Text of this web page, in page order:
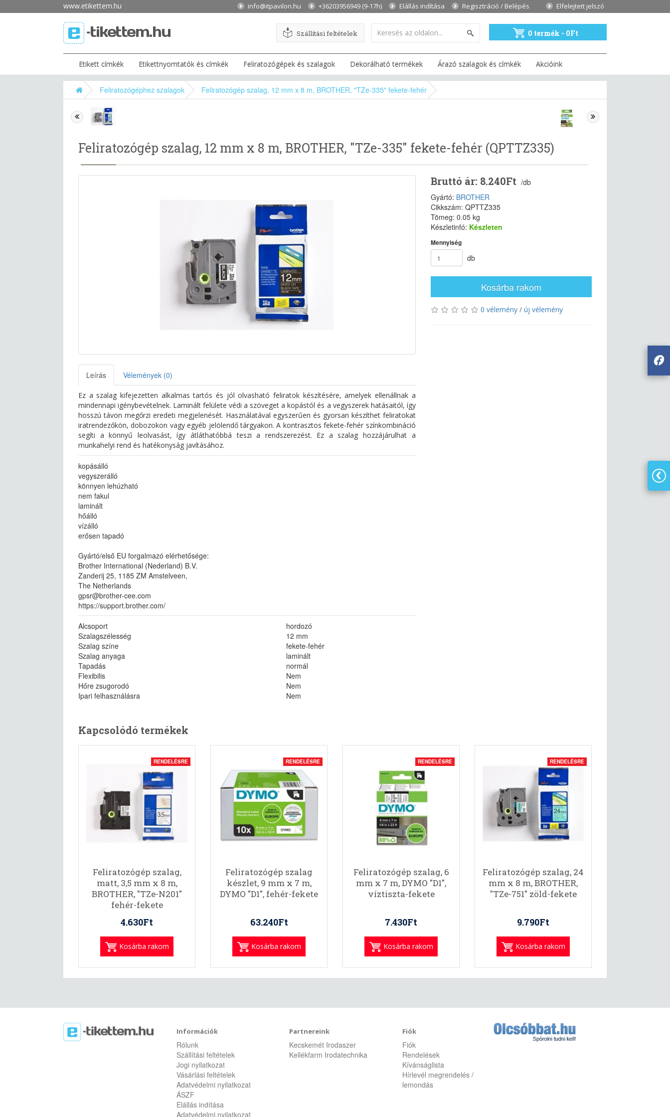
www.etikettem.hu info@itpavilon.hu +36203956949 (9-17h) Elállás indítása Regisztráció / Belépés Elfelejtett jelszó
Szállítási feltételek 0 termék - 0Ft
Etikett címkék Etikettnyomtatók és címkék Feliratozógépek és szalagok Dekorálható termékek Árazó szalagok és címkék Akcióink
Feliratozógéphez szalagok Feliratozógép szalag, 12 mm x 8 m, BROTHER, "TZe-335" fekete-fehér
Feliratozógép szalag, 12 mm x 8 m, BROTHER, "TZe-335" fekete-fehér (QPTTZ335)
Leírás Vélemények (0)
Ez a szalag kifejezetten alkalmas tartós és jól olvasható feliratok készítésére, amelyek ellenállnak a
mindennapi igénybevételnek. Laminált felülete védi a szöveget a kopástól és a vegyszerek hatásaitól, így
hosszú távon megőrzi eredeti megjelenését. Használatával egyszerűen és gyorsan készíthet feliratokat
iratrendezőkön, dobozokon vagy egyéb jelölendő tárgyakon. A kontrasztos fekete-fehér színkombináció
segíti a könnyű leolvasást, így átláthatóbbá teszi a rendszerezést. Ez a szalag hozzájárulhat a
munkahelyi rend és hatékonyság javításához.
kopásálló
vegyszerálló
könnyen lehúzható
nem fakul
laminált
hőálló
vízálló
erősen tapadó
Gyártó/első EU forgalmazó elérhetősége:
Brother International (Nederland) B.V.
Zanderij 25, 1185 ZM Amstelveen,
The Netherlands
gpsr@brother-cee.com
https://support.brother.com/
Alcsoport
hordozó
Szalagszélesség
12 mm
Szalag színe
fekete-fehér
Szalag anyaga
laminált
Tapadás
normál
Flexibilis
Nem
Hőre zsugorodó
Nem
Ipari felhasználásra
Nem
Bruttó ár: 8.240Ft /db
Gyártó: BROTHER
Cikkszám: QPTTZ335
Tömeg: 0.05 kg
Készletinfó: Készleten
Mennyiség
db
Kosárba rakom
0 vélemény/ új vélemény
Kapcsolódó termékek
RENDELÉSRE
Feliratozógép szalag,
matt, 3,5 mm x 8 m,
BROTHER, "TZe-N201"
fehér-fekete
4.630Ft
Kosárba rakom
RENDELÉSRE
Feliratozógép szalag
készlet, 9 mm x 7 m,
DYMO "D1", fehér-fekete
63.240Ft
Kosárba rakom
RENDELÉSRE
Feliratozógép szalag, 6
mm x 7 m, DYMO "D1",
víztiszta-fekete
7.430Ft
Kosárba rakom
RENDELÉSRE
Feliratozógép szalag, 24
mm x 8 m, BROTHER,
"TZe-751" zöld-fekete
9.790Ft
Kosárba rakom
Információk
Rólunk
Szállítási feltételek
Jogi nyilatkozat
Vásárlási feltételek
Adatvédelmi nyilatkozat
ÁSZF
Elállás indítása
Adatvédelmi nyilatkozat
Partnereink
Kecskemét Irodaszer
Kellékfarm Irodatechnika
Fiók
Fiók
Rendelések
Kívánságlista
Hírlevél megrendelés /
lemondás